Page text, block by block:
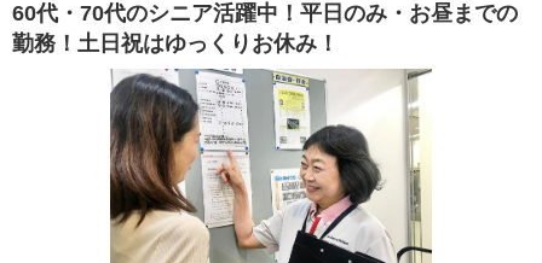
60代・70代のシニア活躍中！平日のみ・お昼までの
勤務！土日祝はゆっくりお休み！